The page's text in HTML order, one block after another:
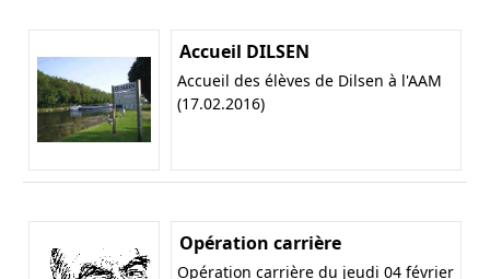
Accueil DILSEN
Accueil des élèves de Dilsen à l'AAM
(17.02.2016)
Opération carrière
Opération carrière du jeudi 04 février